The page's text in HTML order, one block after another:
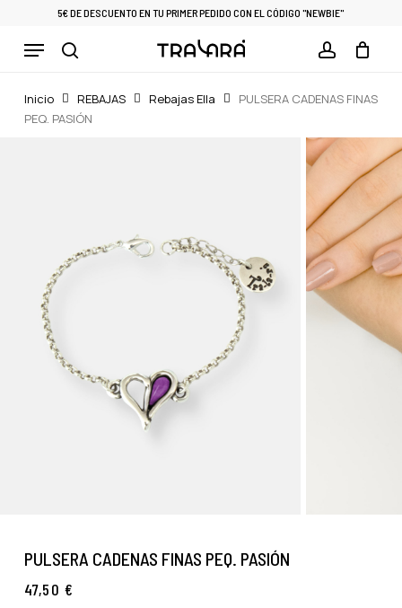
main
5€ DE DESCUENTO EN TU PRIMER PEDIDO CON EL CÓDIGO "NEWBIE"
Menu Cart CLOSE
CART
Inicio REBAJAS Rebajas Ella
PULSERA CADENAS FINAS
PEQ. PASIÓN
PULSERA CADENAS FINAS PEQ. PASIÓN
47,50€